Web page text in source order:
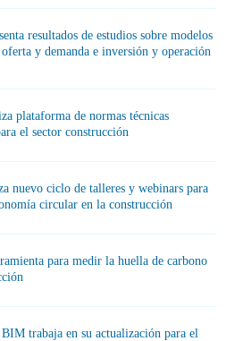
resultados de estudios sobre modelos
y demanda e inversión y operación
plataforma de normas técnicas
el sector construcción
nuevo ciclo de talleres y webinars para
circular en la construcción
para medir la huella de carbono
trabaja en su actualización para el